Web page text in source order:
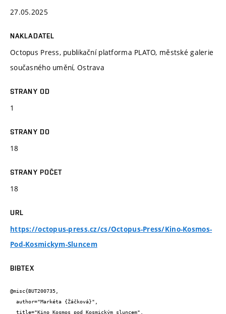
27.05.2025
NAKLADATEL
Octopus Press, publikační platforma PLATO, městské galerie
současného umění, Ostrava
STRANY OD
1
STRANY DO
18
STRANY POČET
18
URL
https://octopus-press.cz/cs/Octopus-Press/Kino-Kosmos-
Pod-Kosmickym-Sluncem
BIBTEX
@misc{BUT200735,